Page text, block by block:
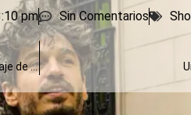
pm Sin Comentarios
Los Caligaris: “Nuestras canciones pintan el paisaje de la Argentina, del asado y el fernet”